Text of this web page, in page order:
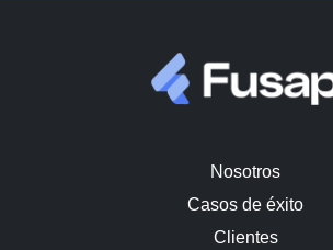
Nosotros
Casos de éxito
Clientes